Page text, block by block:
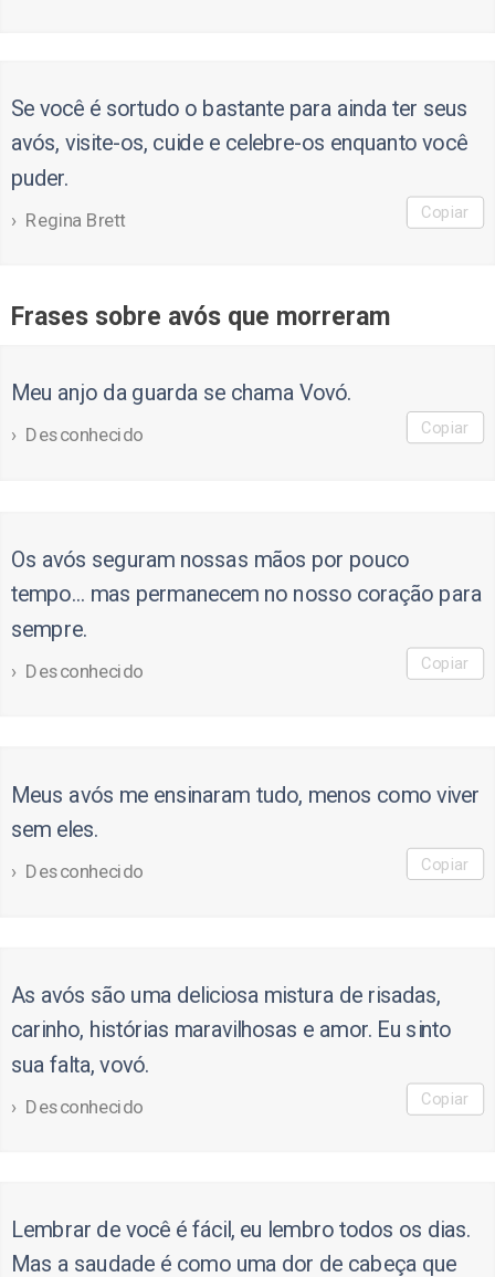
Se você é sortudo o bastante para ainda ter seus
avós, visite-os, cuide e celebre-os enquanto você
puder.
Regina Brett Copiar
Frases sobre avós que morreram
Meu anjo da guarda se chama Vovó.
Desconhecido Copiar
Os avós seguram nossas mãos por pouco
tempo… mas permanecem no nosso coração para
sempre.
Desconhecido Copiar
Meus avós me ensinaram tudo, menos como viver
sem eles.
Desconhecido Copiar
As avós são uma deliciosa mistura de risadas,
carinho, histórias maravilhosas e amor. Eu sinto
sua falta, vovó.
Desconhecido Copiar
Lembrar de você é fácil, eu lembro todos os dias.
Mas a saudade é como uma dor de cabeça que